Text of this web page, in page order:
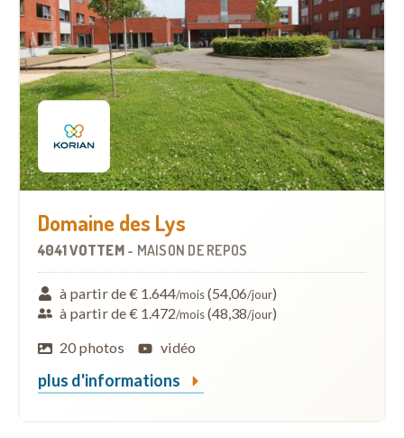
Domaine des Lys
4041 VOTTEM - MAISON DE REPOS
à partir de € 1.644/mois(54,06/jour)
à partir de € 1.472/mois(48,38/jour)
20 photos
vidéo
plus d'informations